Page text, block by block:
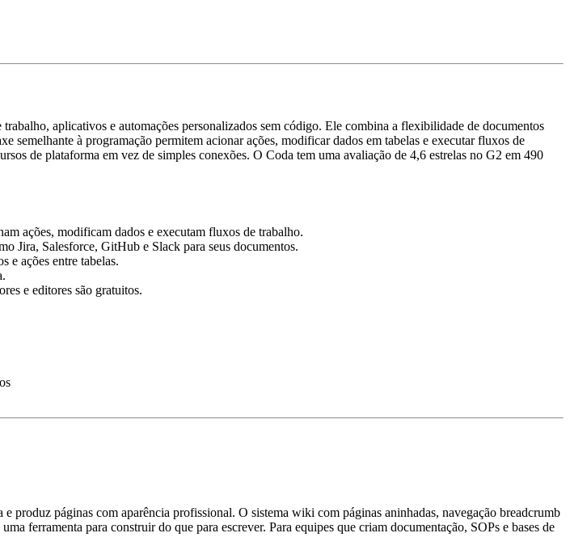
aplicativos e automações personalizados sem código. Ele combina a flexibilidade de documentos
à programação permitem acionar ações, modificar dados em tabelas e executar fluxos de
de plataforma em vez de simples conexões. O Coda tem uma avaliação de 4,6 estrelas no G2 em 490
ações, modificam dados e executam fluxos de trabalho.
Jira, Salesforce, GitHub e Slack para seus documentos.
e ações entre tabelas.
e editores são gratuitos.
páginas com aparência profissional. O sistema wiki com páginas aninhadas, navegação breadcrumb
ferramenta para construir do que para escrever. Para equipes que criam documentação, SOPs e bases de